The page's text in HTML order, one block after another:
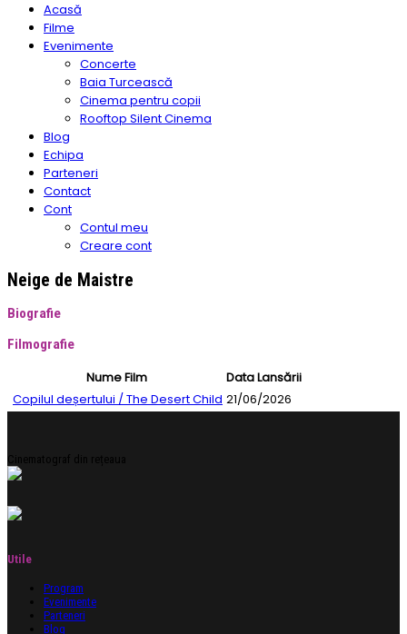
Acasă
Filme
Evenimente
Concerte
Baia Turcească
Cinema pentru copii
Rooftop Silent Cinema
Blog
Echipa
Parteneri
Contact
Cont
Contul meu
Creare cont
Neige de Maistre
Biografie
Filmografie
Nume Film
Data Lansării
Copilul deșertului / The Desert Child 21/06/2026
Cinematograf din rețeaua
Utile
Program
Evenimente
Parteneri
Blog